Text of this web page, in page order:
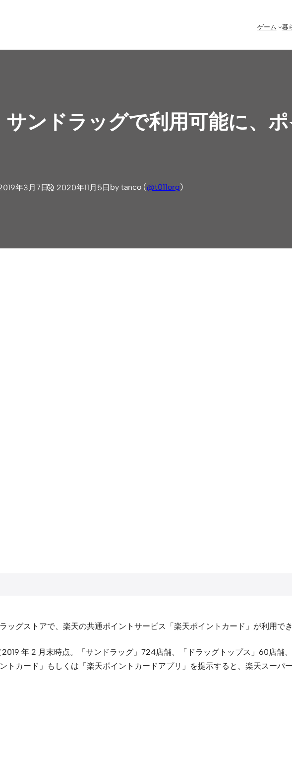
ゲーム 暮
サンドラッグで利用可能に、
年3月7日 2020年11月5日 by tanco (@t011org)
グストアで、楽天の共通ポイントサービス「楽天ポイントカード」が利用で
年 2 月末時点。「サンドラッグ」724店舗、「ドラッグトップス」60店舗
トカード」もしくは「楽天ポイントカードアプリ」を提示すると、楽天スーパ